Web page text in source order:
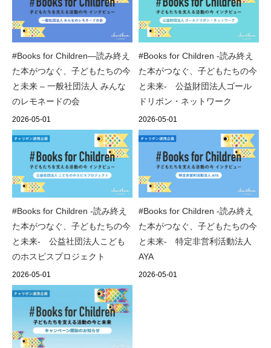
#Books for Children―読み終え
た本がつなぐ、子どもたちの今
と未来 – 一般社団法人 みんな
のレモネードの会
2026-05-01
#Books for Children ‐読み終え
た本がつなぐ、子どもたちの今
と未来- 公益財団法人ゴール
ドリボン・ネットワーク
2026-05-01
#Books for Children -読み終え
た本がつなぐ、子どもたちの今
と未来‐ 公益社団法人こども
のホスピスプロジェクト
2026-05-01
#Books for Children ‐読み終え
た本がつなぐ、子どもたちの今
と未来- 特定非営利活動法人
AYA
2026-05-01